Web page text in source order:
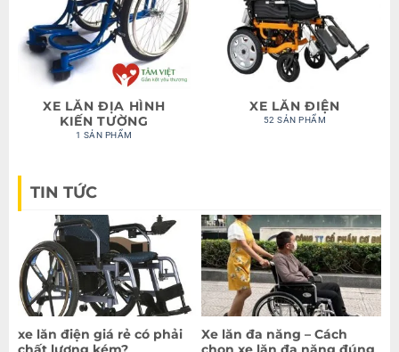
XE LĂN ĐỊA HÌNH
KIẾN TƯỜNG
1 SẢN PHẨM
XE LĂN ĐIỆN
52 SẢN PHẨM
TIN TỨC
xe lăn điện giá rẻ có phải
Xe lăn đa năng – Cách